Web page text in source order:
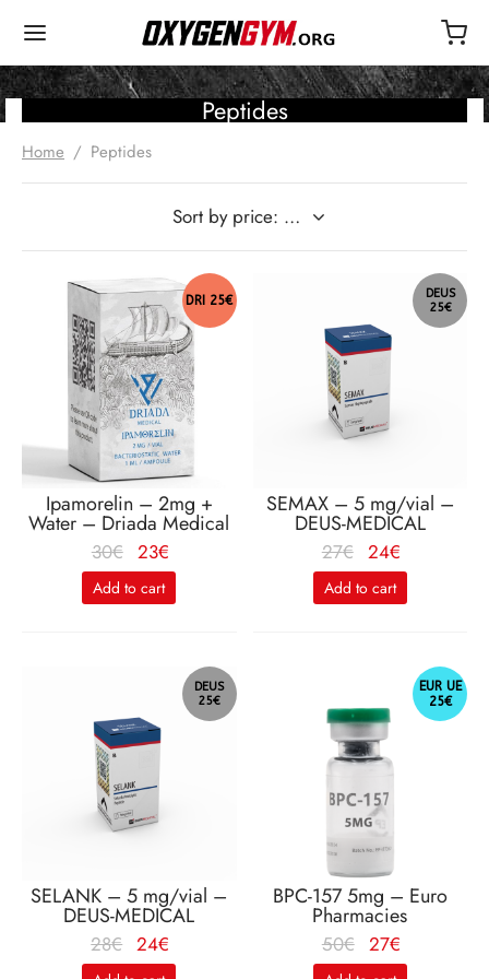
Peptides
Home / Peptides
DRI 25€
Ipamorelin – 2mg +
Water – Driada Medical
30€
Le
prix
initial
23€
actuel
Add to cart
DEUS
25€
SEMAX – 5 mg/vial –
DEUS-MEDICAL
27€
Le
prix
initial
24€
actuel
Add to cart
DEUS
25€
SELANK – 5 mg/vial –
DEUS-MEDICAL
28€
Le
prix
24€
EUR UE
25€
BPC-157 5mg – Euro
Pharmacies
50€
Le
prix
27€